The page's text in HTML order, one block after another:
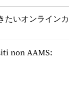
たいオンラインカ
non AAMS: